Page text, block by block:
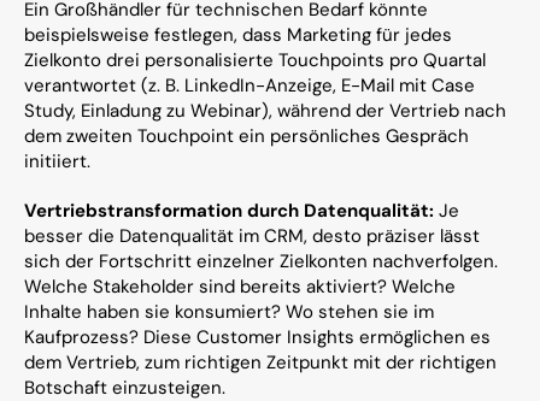
Ein Großhändler für technischen Bedarf könnte
beispielsweise festlegen, dass Marketing für jedes
Zielkonto drei personalisierte Touchpoints pro Quartal
verantwortet (z. B. LinkedIn-Anzeige, E-Mail mit Case
Study, Einladung zu Webinar), während der Vertrieb nach
dem zweiten Touchpoint ein persönliches Gespräch
initiiert.
Vertriebstransformation durch Datenqualität: Je
besser die Datenqualität im CRM, desto präziser lässt
sich der Fortschritt einzelner Zielkonten nachverfolgen.
Welche Stakeholder sind bereits aktiviert? Welche
Inhalte haben sie konsumiert? Wo stehen sie im
Kaufprozess? Diese Customer Insights ermöglichen es
dem Vertrieb, zum richtigen Zeitpunkt mit der richtigen
Botschaft einzusteigen.